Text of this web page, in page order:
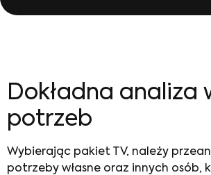
Dokładna analiza
potrzeb
Wybierając pakiet TV, należy
potrzeby własne oraz innych osób,